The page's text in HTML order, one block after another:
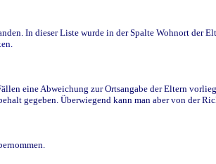
In dieser Liste wurde in der Spalte Wohnort der
eine Abweichung zur Ortsangabe der Eltern
gegeben. Überwiegend kann man aber von der